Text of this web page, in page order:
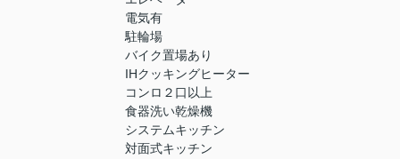
電気有
駐輪場
バイク置場あり
IHクッキングヒーター
コンロ２口以上
食器洗い乾燥機
システムキッチン
対面式キッチン